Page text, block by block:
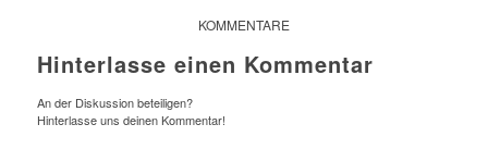
KOMMENTARE
Hinterlasse einen Kommentar
An der Diskussion beteiligen?
Hinterlasse uns deinen Kommentar!